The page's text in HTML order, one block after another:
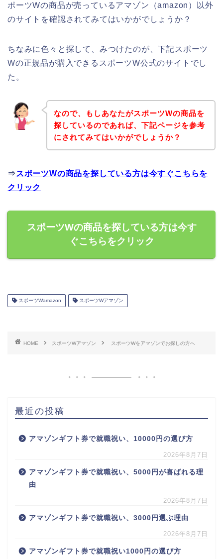
ポーツWの商品が売っているアマゾン（amazon）以外
のサイトを確認されてみてはいかがでしょうか？
ちなみに色々と探して、みつけたのが、下記スポーツ
Wの正規品が購入できるスポーツW公式のサイトでし
た。
なので、もしあなたがスポーツWの商品を
探しているのであれば、下記ページを参考
にされてみてはいかがでしょうか？
⇒ スポーツWの商品を探している方は今すぐこちらを
クリック
スポーツWの商品を探している方は今す
ぐこちらをクリック
スポーツWamazon スポーツWアマゾン
HOME スポーツWアマゾン スポーツWをアマゾンでお探しの方へ
最近の投稿
アマゾンギフト券で就職祝い、10000円の選び方
2026年8月7日
アマゾンギフト券で就職祝い、5000円が喜ばれる理
由
2026年8月7日
アマゾンギフト券で就職祝い、3000円選ぶ理由
2026年8月7日
アマゾンギフト券で就職祝い1000円の選び方